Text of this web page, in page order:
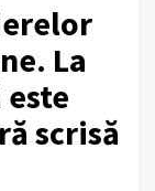
La
este
scrisă